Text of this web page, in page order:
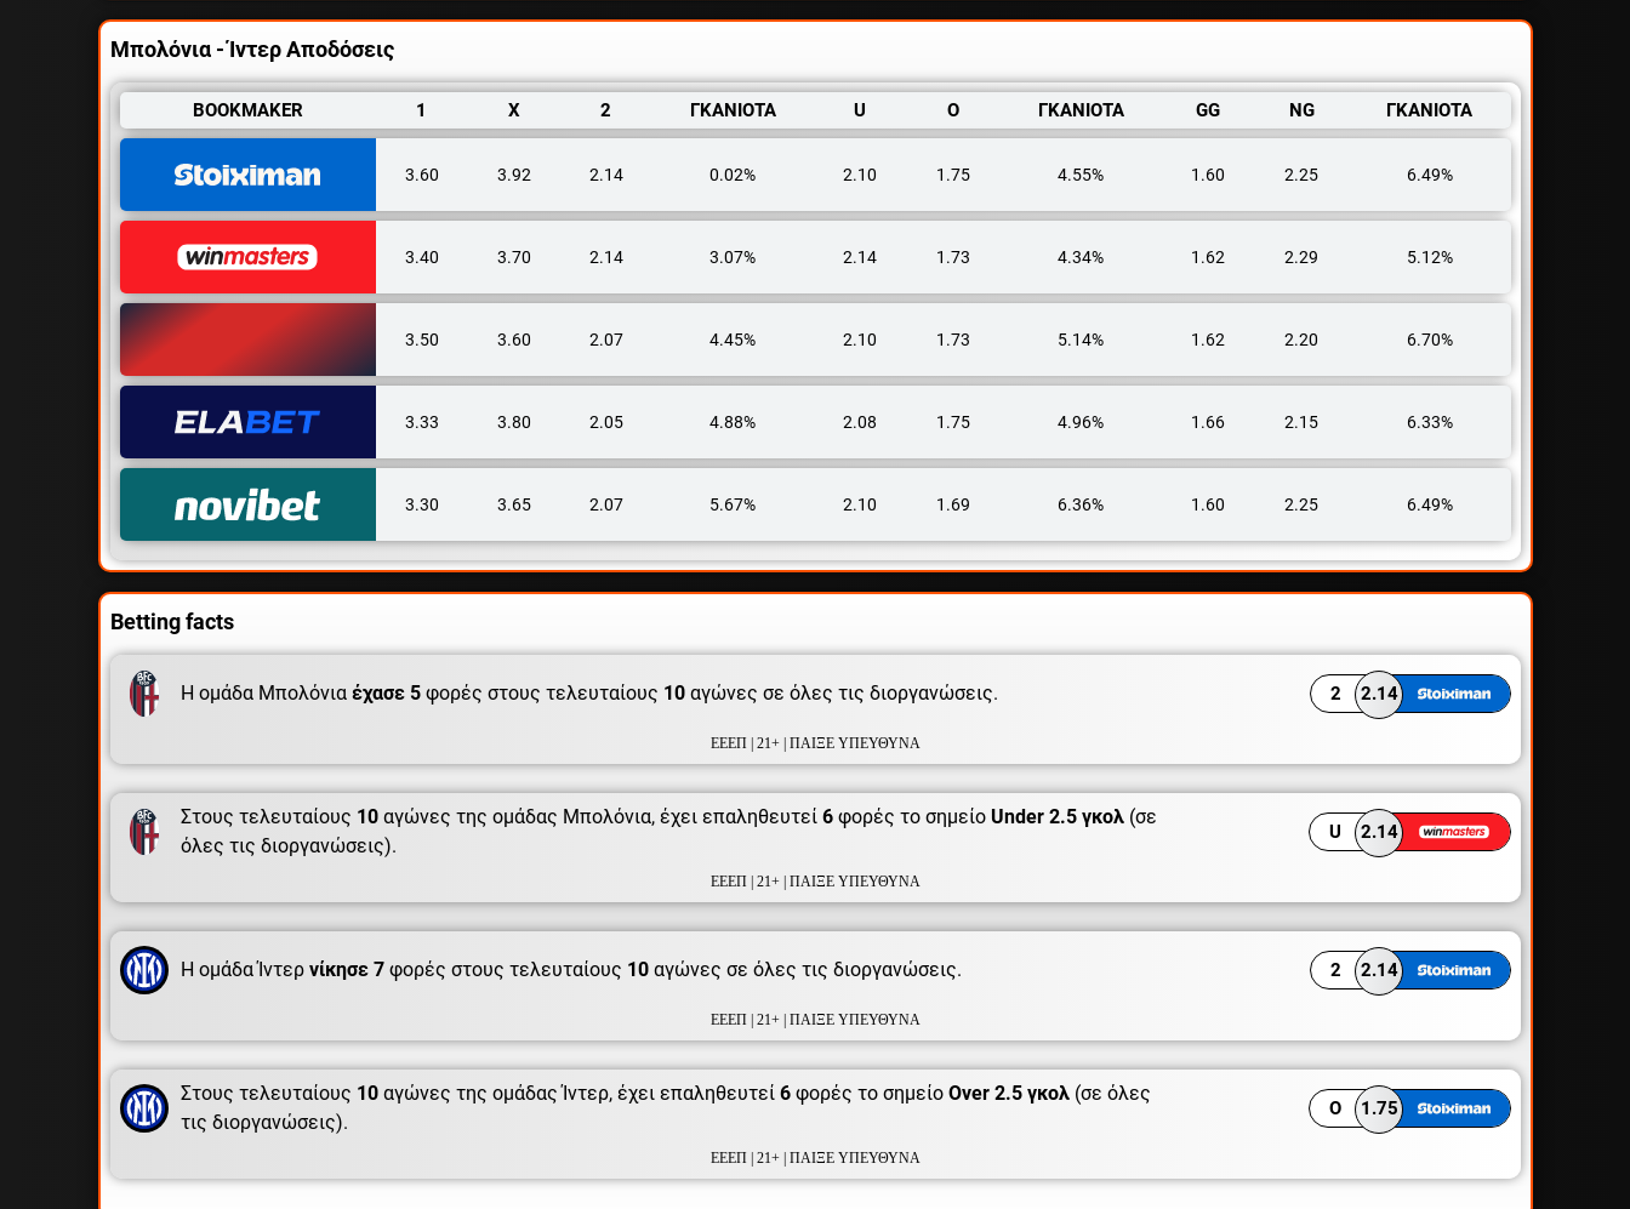
Μπολόνια - Ίντερ Αποδόσεις
BOOKMAKER 1 X 2 ΓΚΑΝΙΟΤΑ U O ΓΚΑΝΙΟΤΑ GG NG ΓΚΑΝΙΟΤΑ
3.60 3.92 2.14 0.02% 2.10 1.75 4.55% 1.60 2.25 6.49%
3.40 3.70 2.14 3.07% 2.14 1.73 4.34% 1.62 2.29 5.12%
3.50 3.60 2.07 4.45% 2.10 1.73 5.14% 1.62 2.20 6.70%
3.33 3.80 2.05 4.88% 2.08 1.75 4.96% 1.66 2.15 6.33%
3.30 3.65 2.07 5.67% 2.10 1.69 6.36% 1.60 2.25 6.49%
Betting facts
Η ομάδα Μπολόνια έχασε 5φορές στους τελευταίους 10αγώνες σε όλες τις διοργανώσεις. 2 2.14
ΕΕΕΠ | 21+ | ΠΑΙΞΕ ΥΠΕΥΘΥΝΑ
Στους τελευταίους 10αγώνες της ομάδας Μπολόνια, έχει επαληθευτεί 6φορές το σημείο Under 2.5 γκολ(σε
όλες τις διοργανώσεις).
U 2.14
ΕΕΕΠ | 21+ | ΠΑΙΞΕ ΥΠΕΥΘΥΝΑ
Η ομάδα Ίντερ νίκησε 7φορές στους τελευταίους 10αγώνες σε όλες τις διοργανώσεις. 2 2.14
ΕΕΕΠ | 21+ | ΠΑΙΞΕ ΥΠΕΥΘΥΝΑ
Στους τελευταίους 10αγώνες της ομάδας Ίντερ, έχει επαληθευτεί 6φορές το σημείο Over 2.5 γκολ(σε όλες
τις διοργανώσεις).
O 1.75
ΕΕΕΠ | 21+ | ΠΑΙΞΕ ΥΠΕΥΘΥΝΑ